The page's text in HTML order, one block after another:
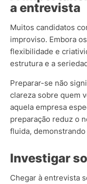
a entrevista
Muitos candidatos
improviso. Embora
flexibilidade e
estrutura e a
Preparar-se não
clareza sobre quem
aquela empresa
preparação reduz o
fluida,
Investigar
Chegar à entrevista